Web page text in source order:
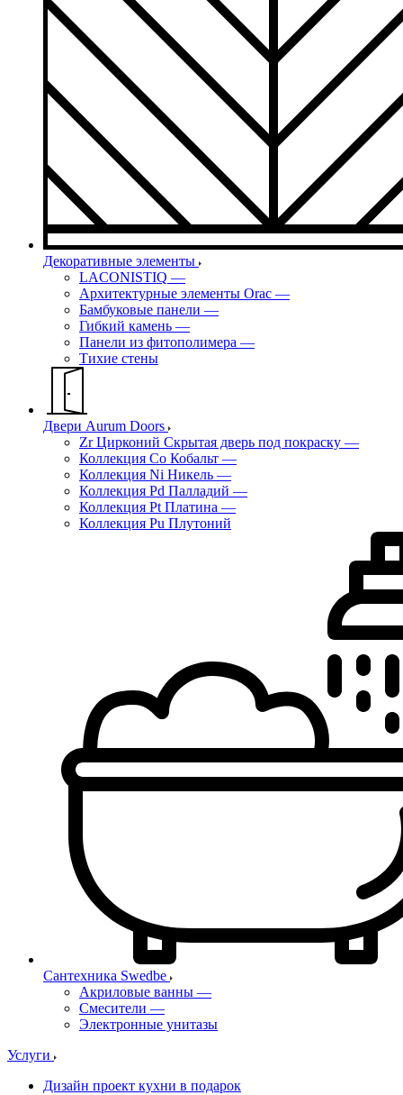
Декоративные элементы
LACONISTIQ —
Архитектурные элементы Orac —
Бамбуковые панели —
Гибкий камень —
Панели из фитополимера —
Тихие стены
Двери Aurum Doors
Zr Цирконий Скрытая дверь под покраску —
Коллекция Co Кобальт —
Коллекция Ni Никель —
Коллекция Pd Палладий —
Коллекция Pt Платина —
Коллекция Pu Плутоний
Сантехника Swedbe
Акриловые ванны —
Смесители —
Электронные унитазы
Услуги
Дизайн проект кухни в подарок